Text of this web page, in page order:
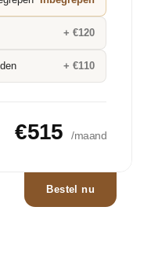
+ €120
+ €110
€515 /maand
Bestel nu